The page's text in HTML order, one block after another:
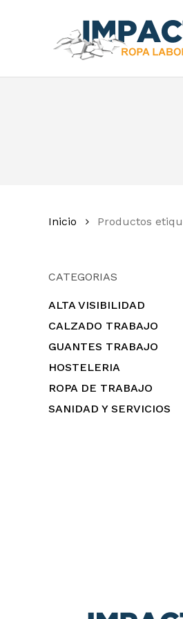
Inicio Productos
CATEGORIAS
ALTA VISIBILIDAD
CALZADO TRABAJO
GUANTES TRABAJO
HOSTELERIA
ROPA DE TRABAJO
SANIDAD Y SERVICIOS